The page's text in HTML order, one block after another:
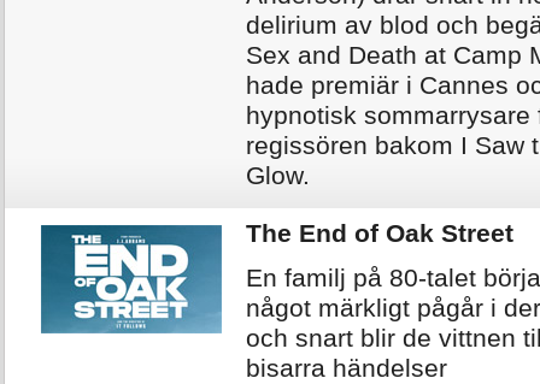
delirium av blod och
Sex and Death at Camp
hade premiär i Cannes
hypnotisk sommarrysare
regissören bakom I Saw
Glow.
The End of Oak Street
En familj på 80-talet
något märkligt pågår i
och snart blir de vittnen
bisarra händelser